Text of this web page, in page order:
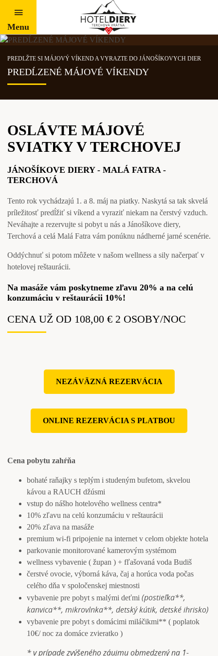
Menu
PREDLŽTE SI MÁJOVÝ VÍKEND A VYRAZTE DO JÁNOŠÍKOVYCH DIER
PREDĹZENÉ MÁJOVÉ VÍKENDY
OSLÁVTE MÁJOVÉ
SVIATKY V TERCHOVEJ
JÁNOŠÍKOVE DIERY - MALÁ FATRA -
TERCHOVÁ
Tento rok vychádzajú 1. a 8. máj na piatky. Naskytá sa tak skvelá
príležitosť predĺžiť si víkend a vyraziť niekam na čerstvý vzduch.
Neváhajte a rezervujte si pobyt u nás a Jánošíkove diery,
Terchová a celá Malá Fatra vám ponúknu nádherné jarné scenérie.
Oddýchnuť si potom môžete v našom wellness a sily načerpať v
hotelovej reštaurácii.
Na masáže vám poskytneme zľavu 20% a na celú
konzumáciu v reštaurácii 10%!
CENA UŽ OD 108,00 € 2 OSOBY/NOC
NEZÁVÄZNÁ REZERVÁCIA
ONLINE REZERVÁCIA S PLATBOU
Cena pobytu zahŕňa
bohaté raňajky s teplým i studeným bufetom, skvelou
kávou a RAUCH džúsmi
vstup do nášho hotelového wellness centra*
10% zľavu na celú konzumáciu v reštaurácii
20% zľava na masáže
premium wi-fi pripojenie na internet v celom objekte hotela
parkovanie monitorované kamerovým systémom
wellness vybavenie ( župan ) + fľašovaná voda Budiš
čerstvé ovocie, výborná káva, čaj a horúca voda počas
celého dňa v spoločenskej miestnosti
vybavenie pre pobyt s malými deťmi (postieľka**,
kanvica**, mikrovlnka**, detský kútik, detské ihrisko)
vybavenie pre pobyt s domácimi miláčikmi** ( poplatok
10€/ noc za domáce zvieratko )
* v prípade zvýšeného záujmu obmedzený na 1-